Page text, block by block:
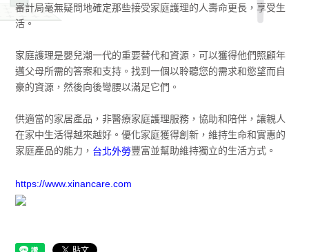
審計局毫無疑問地確定那些接受家庭護理的人壽命更長，享受生
活。
家庭護理是嬰兒潮一代的重要替代和資源，可以獲得他們照顧年
邁父母所需的答案和支持。找到一個以聆聽您的需求和慾望而自
豪的資源，然後向後彎腰以滿足它們。
供適當的家居產品，非醫療家庭護理服務，協助和陪伴，讓親人
在家中生活得越來越好。優化家庭獲得創新，維持生命和實惠的
家庭產品的能力， 台北外勞豐富並幫助維持獨立的生活方式。
https://www.xinancare.com